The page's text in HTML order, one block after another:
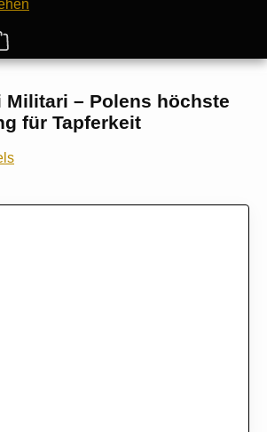
Warenkorb enthält 0 Positionen. Der
Militari – Polens höchste
für Tapferkeit